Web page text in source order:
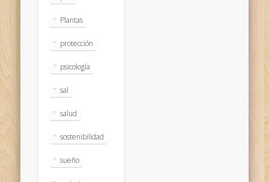
Plantas
protección
psicología
sal
salud
sostenibilidad
sueño